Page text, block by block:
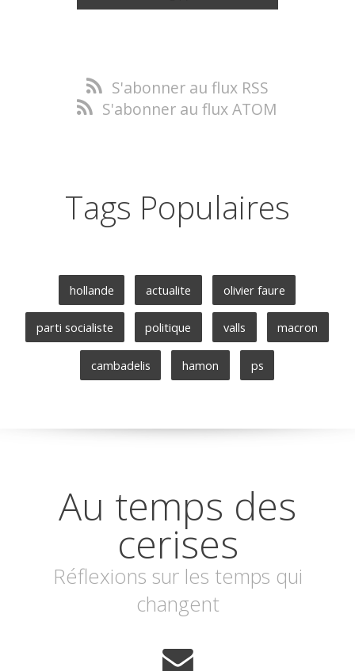
S'abonner au flux RSS
S'abonner au flux ATOM
Tags Populaires
hollande actualite olivier faure
parti socialiste politique valls macron
cambadelis hamon ps
Au temps des
cerises
Réflexions sur les temps qui
changent